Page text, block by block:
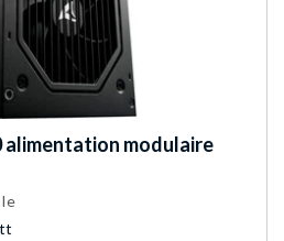
alimentation modulaire